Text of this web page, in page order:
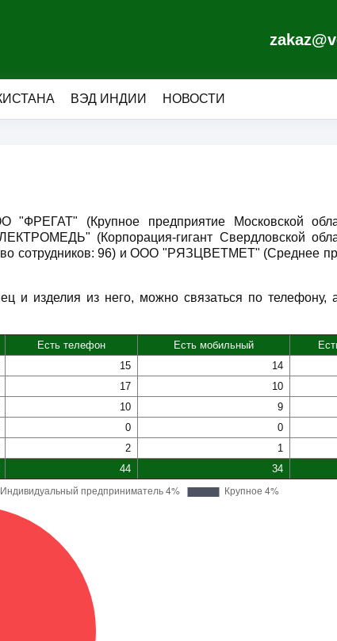
ВЭД ИНДИИ НОВОСТИ
"ФРЕГАТ" (Крупное предприятие Московской
(Корпорация-гигант Свердловской
сотрудников: 96) и ООО "РЯЗЦВЕТМЕТ" (Среднее
и изделия из него, можно связаться по телефону,
Есть телефон Есть мобильный
15 14
17 10
10 9
0 0
2 1
44 34